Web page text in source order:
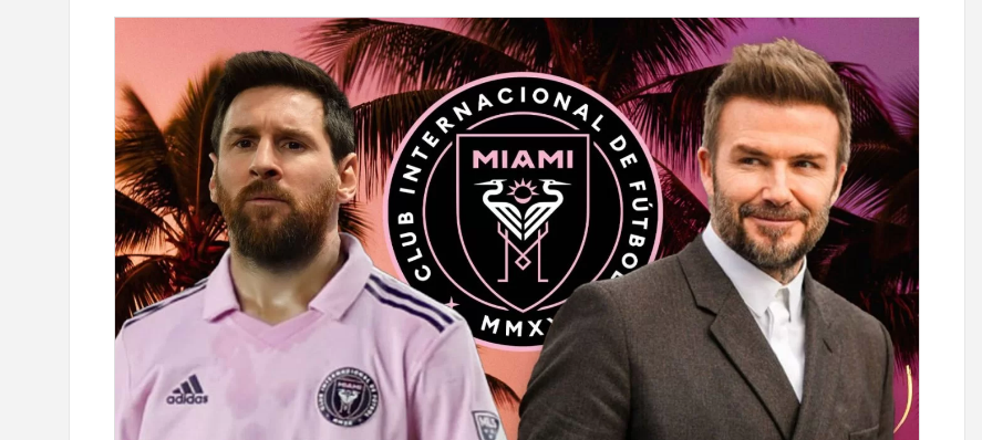
данные карты»:
о мошенничестве
При поддержке Ucom представлена
образовательная игра «Запоминай
животных»
Moody’s изменило прогноз по рейтингам
IDBank на позитивный